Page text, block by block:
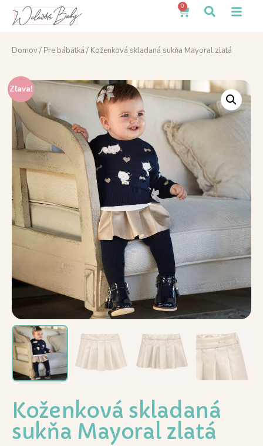
0
Domov/ Pre bábätká / Koženková skladaná sukňa Mayoral zlatá
Zľava!
Koženková skladaná
sukňa Mayoral zlatá